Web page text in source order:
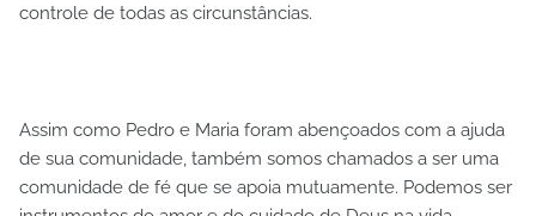
controle de todas as circunstâncias.
Assim como Pedro e Maria foram abençoados com a ajuda
de sua comunidade, também somos chamados a ser uma
comunidade de fé que se apoia mutuamente. Podemos ser